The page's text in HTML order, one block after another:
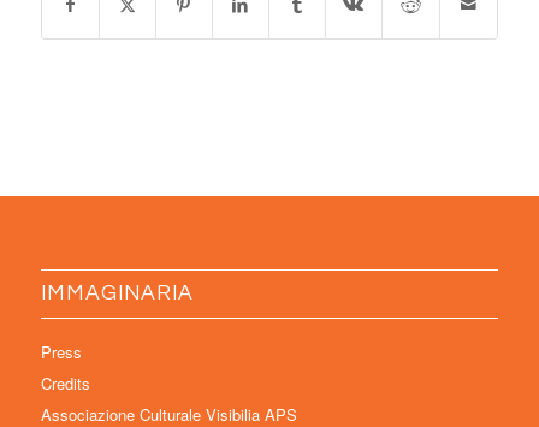
IMMAGINARIA
Press
Credits
Associazione Culturale Visibilia APS